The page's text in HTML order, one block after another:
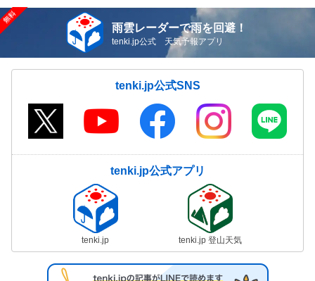
雨雲レーダーで雨を回避！
tenki.jp公式 天気予報アプリ
tenki.jp公式SNS
tenki.jp公式アプリ
tenki.jp tenki.jp 登山天気